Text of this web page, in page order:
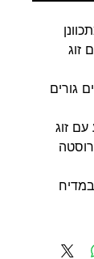
זוג
גורים
זוג
100% נירוסטה